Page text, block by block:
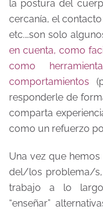
la postura del
cercanía, el
etc.…son solo
en cuenta, como
como
comportamientos
responderle de
comparta
como un refuerzo
Una vez que
del/los problema/s,
trabajo a lo
“enseñar”